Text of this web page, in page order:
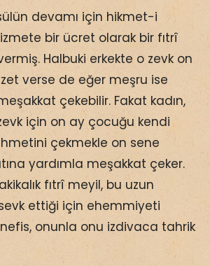
devamı için hikmet-i
bir ücret olarak bir fıtrî
Halbuki erkekte o zevk on
verse de eğer meşru ise
çekebilir. Fakat kadın,
için on ay çocuğu kendi
çekmekle on sene
yardımla meşakkat çeker.
fıtrî meyil, bu uzun
ettiği için ehemmiyeti
onunla onu izdivaca tahrik